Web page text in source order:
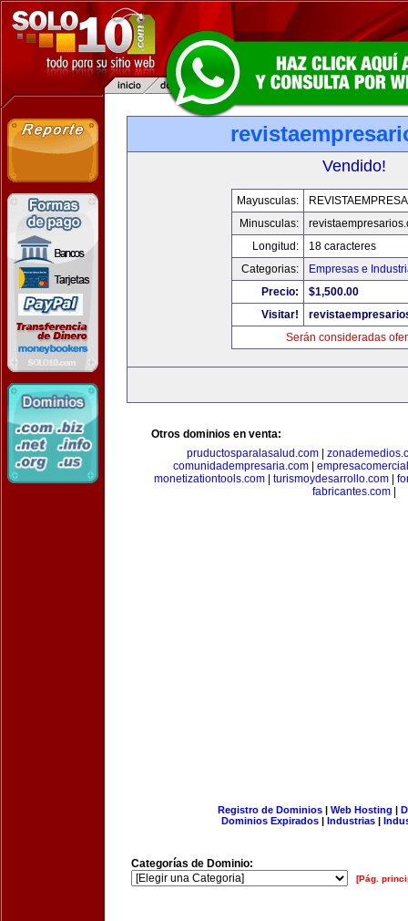
Vendido!
Mayusculas:
Minusculas:
Longitud:
18 caracteres
Categorias:
Empresas e
Precio:
$1,500.00
Visitar!
Serán consideradas
Otros dominios en venta:
pruductosparalasalud.com|
comunidadempresaria.com
monetizationtools.com| turismoydesarrollo.com|
fabricantes.com
Registro de Dominios| Web Hosting |
Dominios Expirados | Industrias |
Categorías de Dominio:
[Pág.